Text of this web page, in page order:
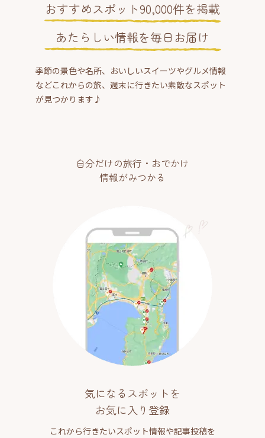
おすすめスポット90,000件を掲載
あたらしい情報を毎日お届け
季節の景色や名所、おいしいスイーツやグルメ情報
などこれからの旅、週末に行きたい素敵なスポット
が見つかります♪
自分だけの旅行・おでかけ
情報がみつかる
気になるスポットを
お気に入り登録
これから行きたいスポット情報や記事投稿を